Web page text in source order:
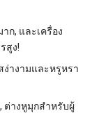
ก, และเครื่อง
สูง!
างามและหรูหรา
ต่างหูมุกสำหรับผู้